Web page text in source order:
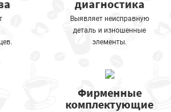
диагностика
Выявляет неисправную
деталь и изношенные
элементы.
Фирменные
комплектующие